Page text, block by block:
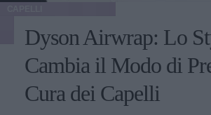
Dyson Airwrap: Lo
Cambia il Modo di
Cura dei Capelli